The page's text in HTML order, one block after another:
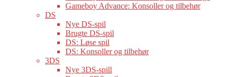
Gameboy Advance: Konsoller og tilbehør
DS
Nye DS-spil
Brugte DS-spil
DS: Løse spil
DS: Konsoller og tilbehør
3DS
Nye 3DS-spill